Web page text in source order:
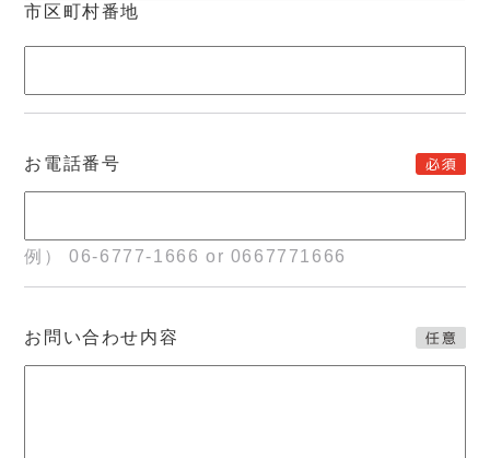
市区町村番地
お電話番号
例） 06-6777-1666 or 0667771666
お問い合わせ内容